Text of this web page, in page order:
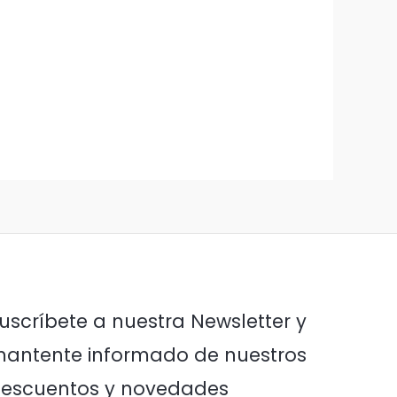
a nuestra Newsletter y
informado de nuestros
y novedades